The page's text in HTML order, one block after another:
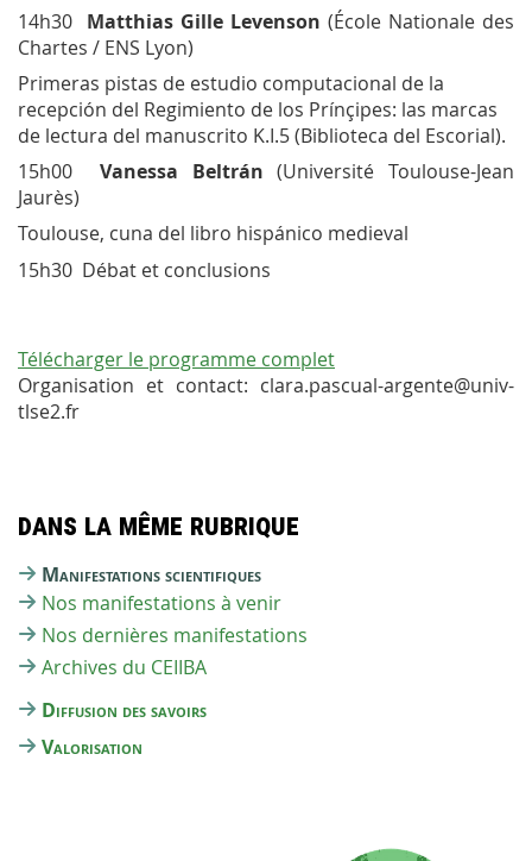
14h30 Matthias Gille Levenson (École Nationale des
Chartes / ENS Lyon)
Primeras pistas de estudio computacional de la
recepción del Regimiento de los Prínçipes: las marcas
de lectura del manuscrito K.I.5 (Biblioteca del Escorial).
15h00Vanessa Beltrán (Université Toulouse-Jean
Jaurès)
Toulouse, cuna del libro hispánico medieval
15h30 Débat et conclusions
Télécharger le programme complet
Organisation et contact: clara.pascual-argente@univ-
tlse2.fr
Dans la même rubrique
Manifestations scientifiques
Nos manifestations à venir
Nos dernières manifestations
Archives du CEIIBA
Diffusion des savoirs
Valorisation